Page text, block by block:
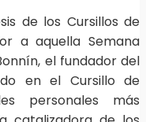
de los Cursillos de
a aquella Semana
el fundador del
en el Cursillo de
personales más